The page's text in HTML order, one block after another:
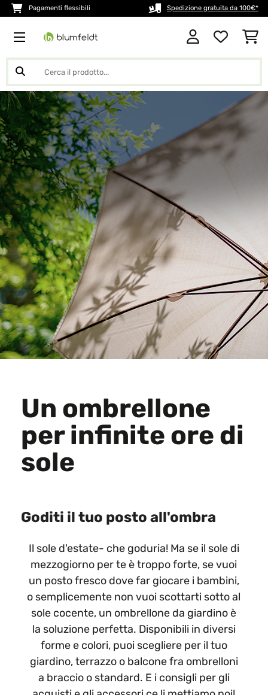
Pagamenti flessibili Spedizione gratuita da 100€*
Un ombrellone
per infinite ore di
sole
Goditi il ​​tuo posto all'ombra
Il sole d'estate- che goduria! Ma se il sole di
mezzogiorno per te è troppo forte, se vuoi
un posto fresco dove far giocare i bambini,
o semplicemente non vuoi scottarti sotto al
sole cocente, un ombrellone da giardino è
la soluzione perfetta. Disponibili in diversi
forme e colori, puoi scegliere per il tuo
giardino, terrazzo o balcone fra ombrelloni
a braccio o standard. E i consigli per gli